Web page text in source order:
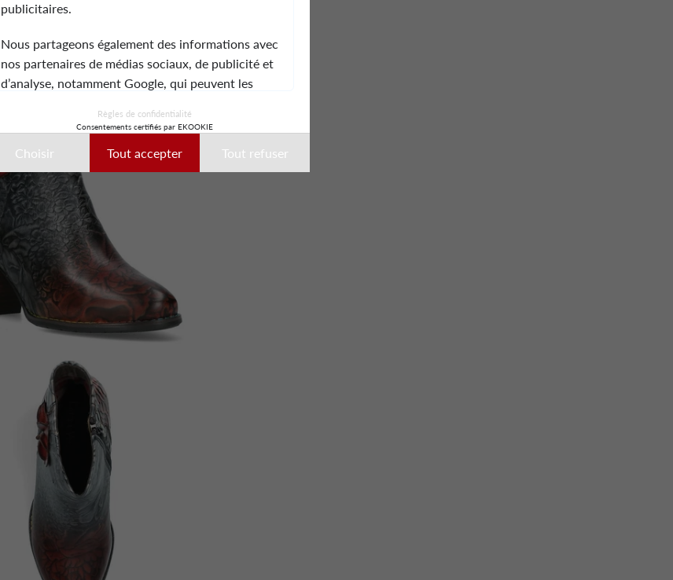
publicitaires.
Nous partageons également des informations avec
nos partenaires de médias sociaux, de publicité et
d’analyse, notamment Google, qui peuvent les
avez fournies ou qu’ils ont collectées lors de votre
Ces données peuvent notamment être utilisées à
des fins de personnalisation des annonces. Vous
pouvez accepter, refuser ou personnaliser vos choix
à tout moment.
Règles de confidentialité
Consentements certifiés par EKOOKIE
Choisir Tout accepter Tout refuser